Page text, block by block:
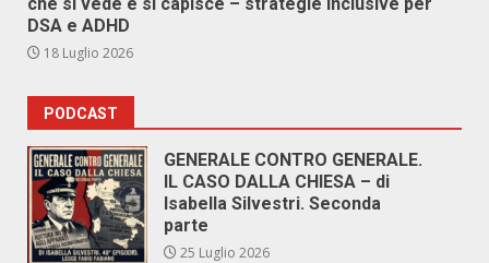
DSA e ADHD
18 Luglio 2026
PODCAST
GENERALE CONTRO GENERALE.
IL CASO DALLA CHIESA – di
Isabella Silvestri. Seconda
parte
25 Luglio 2026